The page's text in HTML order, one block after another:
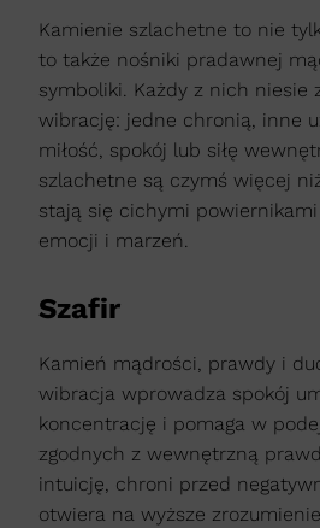
Kamienie szlachetne to nie
to także nośniki pradawnej
symboliki. Każdy z nich niesie
wibrację: jedne chronią, inne
miłość, spokój lub siłę
szlachetne są czymś więcej
stają się cichymi
emocji i marzeń.
Szafir
Kamień mądrości, prawdy i
wibracja wprowadza spokój
koncentrację i pomaga w
zgodnych z wewnętrzną
intuicję, chroni przed
otwiera na wyższe